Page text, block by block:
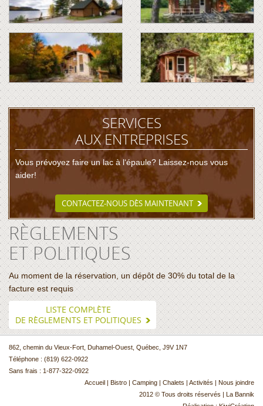
SERVICES
AUX ENTREPRISES
Vous prévoyez faire un lac à l‘épaule? Laissez-nous vous
aider!
CONTACTEZ-NOUS DÈS MAINTENANT
RÈGLEMENTS
ET POLITIQUES
Au moment de la réservation, un dépôt de 30% du total de la
facture est requis
LISTE COMPLÈTE
DE RÈGLEMENTS ET POLITIQUES
862, chemin du Vieux-Fort, Duhamel-Ouest, Québec, J9V 1N7
Téléphone : (819) 622-0922
Sans frais : 1-877-322-0922
Accueil | Bistro | Camping | Chalets | Activités | Nous joindre
2012 © Tous droits réservés | La Bannik